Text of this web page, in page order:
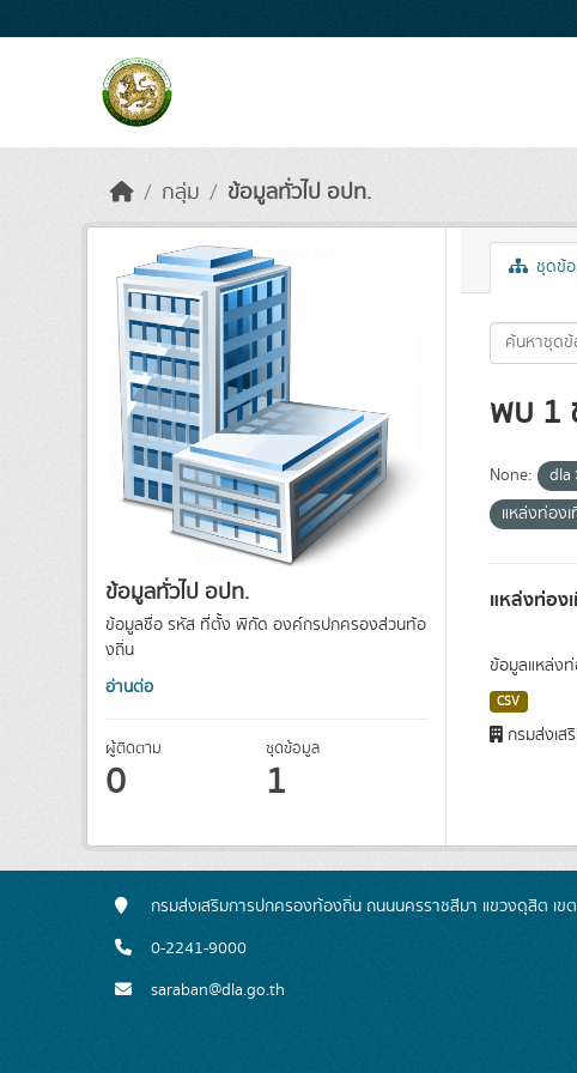
กลุ่ม ข้อมูลทั่วไป อปท.
ข้อมูลทั่วไป อปท.
ข้อมูลชื่อ รหัส ที่ตั้ง พิกัด องค์กรปกครองส่วนท้อ
งถิ่น
อ่านต่อ
ผู้ติดตาม
0
ชุดข้อมูล
1
ชุดข้
พบ 1
None: dla
แหล่งท่อง
แหล่งท่อง
ข้อมูลแหล่ง
CSV
กรมส่งเส
กรมส่งเสริมการปกครองท้องถิ่น ถนนนครราชสีมา แขวงดุสิต เ
0-2241-9000
saraban@dla.go.th